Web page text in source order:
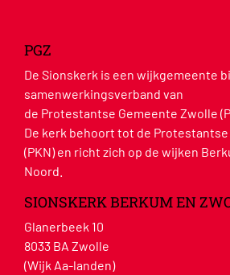
PGZ
De Sionskerk is een wijkgemeente
samenwerkingsverband van
de Protestantse Gemeente Zwolle
De kerk behoort tot de
(PKN) en richt zich op de wijken
Noord.
SIONSKERK BERKUM EN
Glanerbeek 10
8033 BA Zwolle
(Wijk Aa-landen)